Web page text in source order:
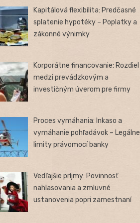
Kapitálová flexibilita: Predčasné
splatenie hypotéky – Poplatky a
zákonné výnimky
Korporátne financovanie: Rozdiel
medzi prevádzkovým a
investičným úverom pre firmy
Proces vymáhania: Inkaso a
vymáhanie pohľadávok – Legálne
limity právomocí banky
Vedľajšie príjmy: Povinnosť
nahlasovania a zmluvné
ustanovenia popri zamestnaní